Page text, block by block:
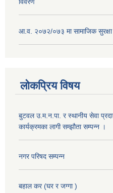
विवरण
आ.व. २०७२/०७३ मा सामाजिक सुरक्षा
लोकप्रिय विषय
बुटवल उ.म.न.पा. र स्थानीय सेवा
कार्यक्रमका लागी सम्झौता सम्पन्न ।
नगर परिषद सम्पन्न
बहाल कर (घर र जग्गा )